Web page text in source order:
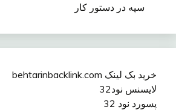
سپه در دستور کار
خرید بک لینک behtarinbacklink.com
لایسنس نود32
پسورد نود 32